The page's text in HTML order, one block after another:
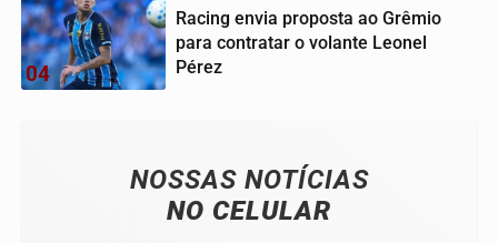
04
Racing envia proposta ao Grêmio
para contratar o volante Leonel
Pérez
NOSSAS NOTÍCIAS
NO CELULAR